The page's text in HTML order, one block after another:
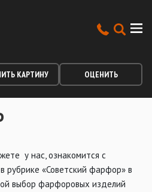
КАРТИНУ ОЦЕНИТЬ
у нас, ознакомится с
рубрике «Советский фарфор» в
выбор фарфоровых изделий